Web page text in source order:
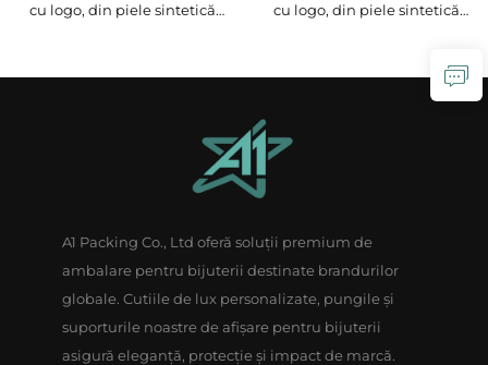
cu logo, din piele sintetică
cu logo, din piele sintetică
deschidere metalică cu arc și
compartiment pentru rouj,
A1 Packing Co., Ltd oferă soluții premium de
ambalare pentru bijuterii destinate brandurilor
globale. Cutiile de lux personalizate, pungile și
suporturile noastre de afișare pentru bijuterii
asigură eleganță, protecție și impact de marcă.